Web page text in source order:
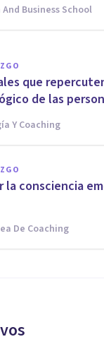
Business School
De Psicología
que
de las
Y Coaching
la consciencia
De Coaching